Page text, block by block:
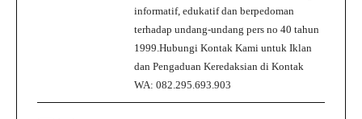
informatif, edukatif dan berpedoman
terhadap undang-undang pers no 40 tahun
1999.Hubungi Kontak Kami untuk Iklan
dan Pengaduan Keredaksian di Kontak
WA: 082.295.693.903